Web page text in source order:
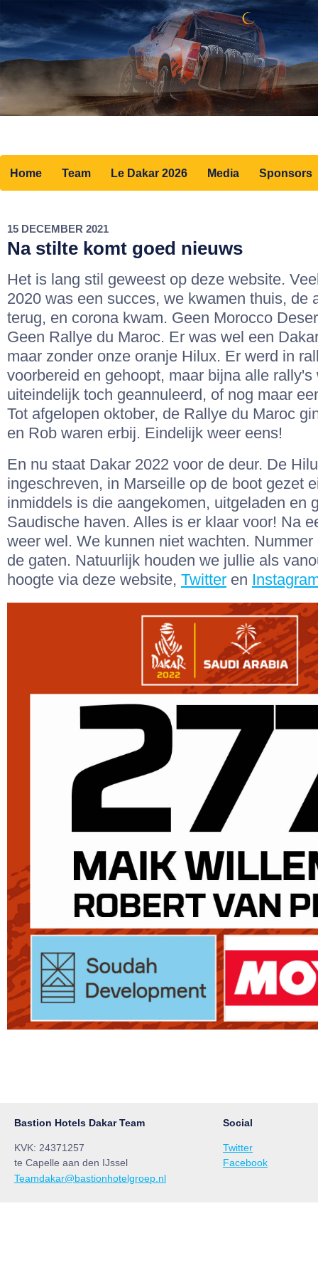
Home Team Le Dakar 2026 Media Sponsors
15 DECEMBER 2021
Na stilte komt goed nieuws
Het is lang stil geweest op deze website.
2020 was een succes, we kwamen thuis, de
terug, en corona kwam. Geen Morocco
Geen Rallye du Maroc. Er was wel een
maar zonder onze oranje Hilux. Er werd in
voorbereid en gehoopt, maar bijna alle rally's
uiteindelijk toch geannuleerd, of nog maar
Tot afgelopen oktober, de Rallye du Maroc
en Rob waren erbij. Eindelijk weer eens!
En nu staat Dakar 2022 voor de deur. De
ingeschreven, in Marseille op de boot gezet
inmiddels is die aangekomen, uitgeladen en
Saudische haven. Alles is er klaar voor! Na
weer wel. We kunnen niet wachten.
de gaten. Natuurlijk houden we jullie als
hoogte via deze website, Twitter en
Bastion Hotels Dakar Team
KVK: 24371257
te Capelle aan den IJssel
Teamdakar@bastionhotelgroep.nl
Social
Twitter
Facebook